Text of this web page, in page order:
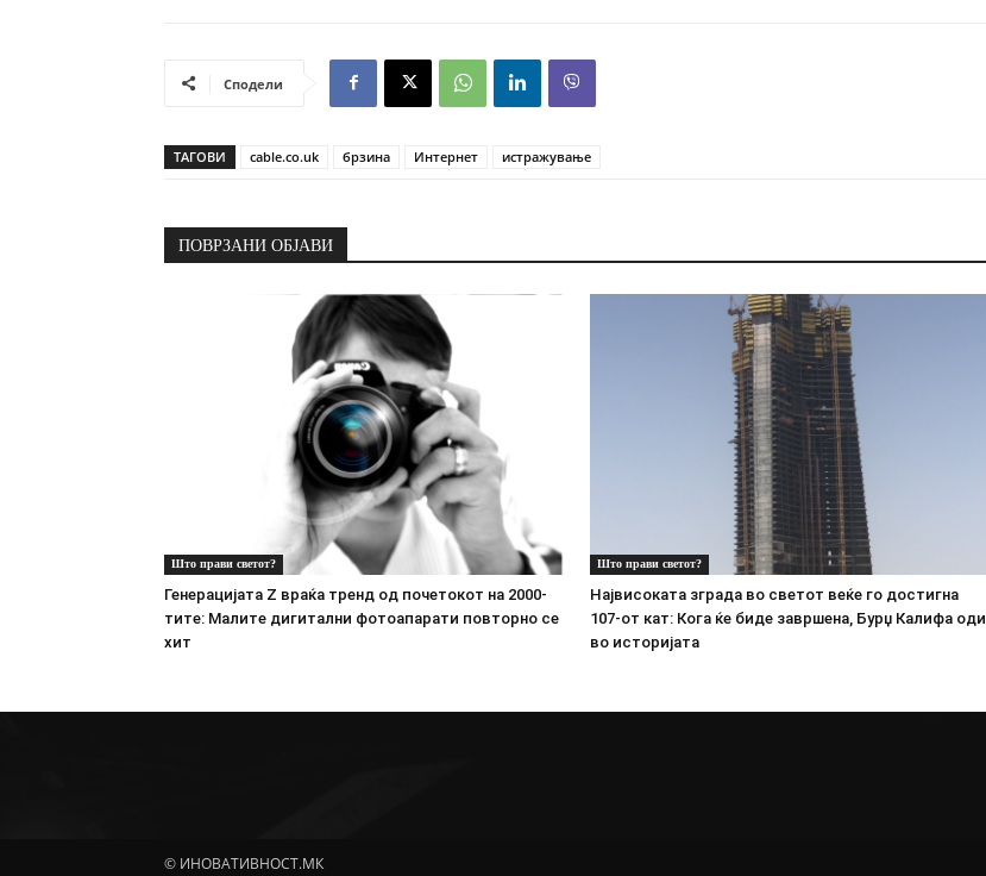
Сподели
ТАГОВИ cable.co.uk брзина Интернет истражување
ПОВРЗАНИ ОБЈАВИ
Што прави светот?
Генерацијата Z враќа тренд од почетокот на 2000-
тите: Малите дигитални фотоапарати повторно се
хит
Што прави светот?
Највисоката зграда во светот веќе го достигна
107-от кат: Кога ќе биде завршена, Бурџ Калифа оди
во историјата
© ИНОВАТИВНОСТ.МК